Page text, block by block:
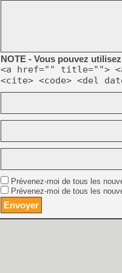
NOTE - Vous pouvez
<a href="" title="">
<cite> <code> <del
Prévenez-moi de tous les
Prévenez-moi de tous les